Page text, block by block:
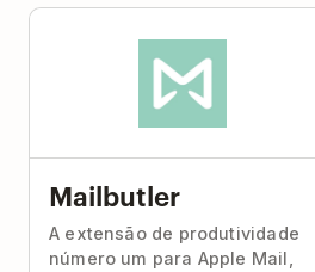
Mailbutler
A extensão de produtividade
número um para Apple Mail,